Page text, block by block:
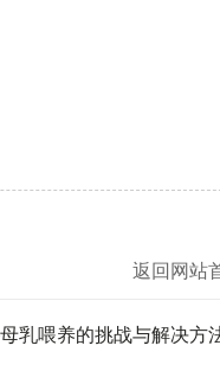
返回网站
乳喂养的挑战与解决方